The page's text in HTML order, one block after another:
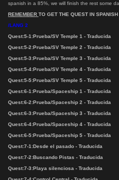
spanish in a 85%, we will finish the rest some
REMEMBER TO GET THE QUEST IN
/LANG 2
Quest:5-1:Prueba/SV Temple 1 - Traducida
Quest:5-2:Prueba/SV Temple 2 - Traducida
Quest:5-3:Prueba/SV Temple 3 - Traducida
Quest:5-4:Prueba/SV Temple 4 - Traducida
Quest:5-5:Prueba/SV Temple 5 - Traducida
Quest:6-1:Prueba/Spaceship 1 - Traducida
Quest:6-2:Prueba/Spaceship 2 - Traducida
Quest:6-3:Prueba/Spaceship 3 - Traducida
Quest:6-4:Prueba/Spaceship 4 - Traducida
Quest:6-5:Prueba/Spaceship 5 - Traducida
Quest:7-1:Desde el pasado - Traducida
Quest:7-2:Buscando Pistas - Traducida
Quest:7-3:Playa silenciosa - Traducida